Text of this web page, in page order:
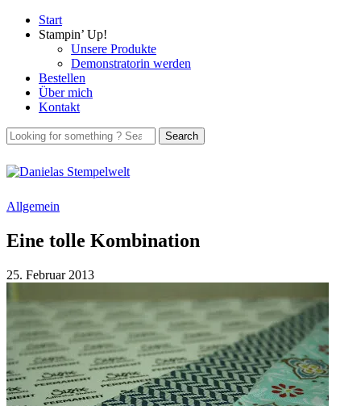
Start
Stampin’ Up!
Unsere Produkte
Demonstratorin werden
Bestellen
Über mich
Kontakt
Allgemein
Eine tolle Kombination
25. Februar 2013